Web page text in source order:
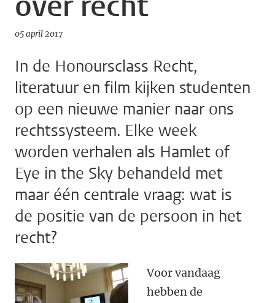
05 april 2017
In de Honoursclass Recht,
literatuur en film kijken studenten
op een nieuwe manier naar ons
rechtssysteem. Elke week
worden verhalen als Hamlet of
Eye in the Sky behandeld met
maar één centrale vraag: wat is
de positie van de persoon in het
recht?
Voor vandaag
hebben de